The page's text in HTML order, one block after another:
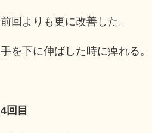
前回よりも更に改善した。
手を下に伸ばした時に痺れる。
4回目